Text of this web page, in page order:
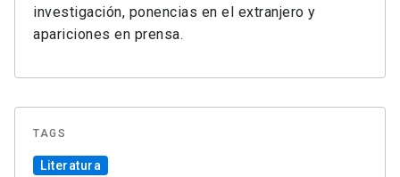
investigación, ponencias en el extranjero y
apariciones en prensa.
TAGS
Literatura